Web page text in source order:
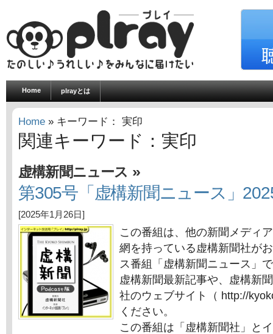
Home plrayとは
Home » キーワード： 実印
関連キーワード：実印
虚構新聞ニュース »
第305号「虚構新聞ニュース」
[2025年1月26日]
この番組は、他の新聞メディ
網を持っている虚構新聞社が
ス番組「虚構新聞ニュース」
虚構新聞最新記事や、虚構新
社のウェブサイト（ http://
ください。
この番組は「虚構新聞社」と